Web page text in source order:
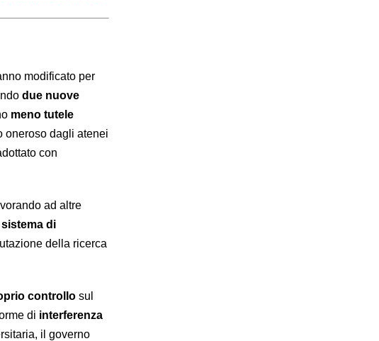
modificato per
due nuove
meno tutele
oneroso dagli atenei
con
ad altre
di
della ricerca
controllo sul
di interferenza
il governo